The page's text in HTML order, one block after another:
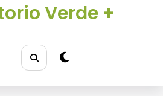
Verde +